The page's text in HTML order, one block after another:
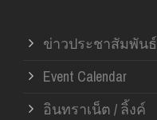
ข่าวประชาสัมพันธ์
Event Calendar
อินทราเน็ต / ลิ้งค์